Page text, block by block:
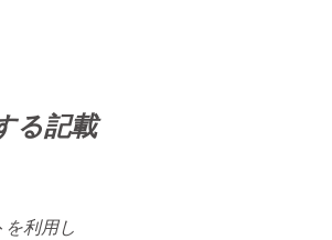
る記載
利用し